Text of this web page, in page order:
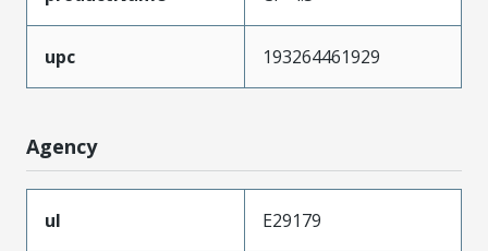
upc 193264461929
Agency
ul
E29179